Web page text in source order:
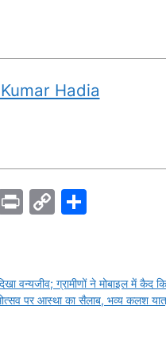
Hadia
Pr C
y
Li
e
वन्यजीव; ग्रामीणों ने मोबाइल में कैद
पर आस्था का सैलाब, भव्य कलश